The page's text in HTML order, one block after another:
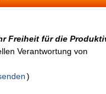
Freiheit für die
Verantwortung von
)